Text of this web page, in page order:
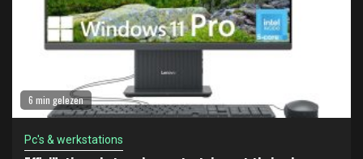
6 min gelezen
Pc's & werkstations